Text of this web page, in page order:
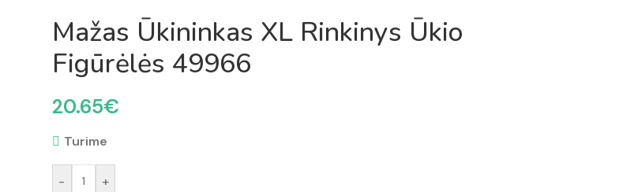
Mažas Ūkininkas XL Rinkinys Ūkio
Figūrėlės 49966
20.65€
Turime
- +